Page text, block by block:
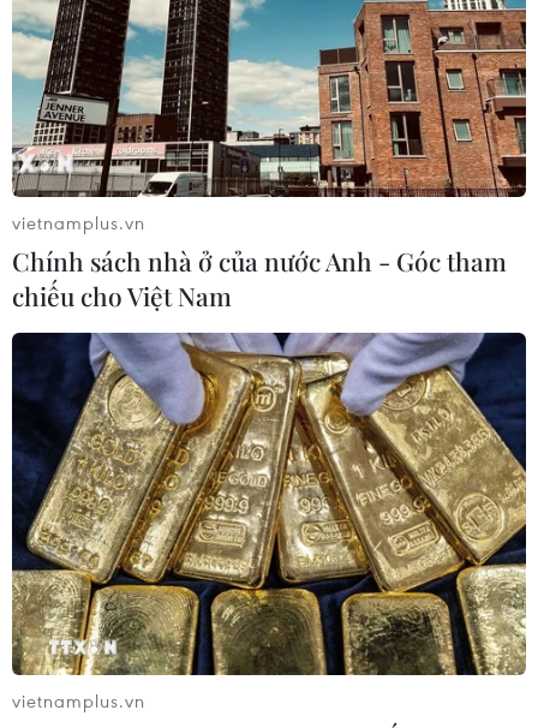
vietnamplus.vn
Chính sách nhà ở của nước Anh - Góc tham
chiếu cho Việt Nam
vietnamplus.vn